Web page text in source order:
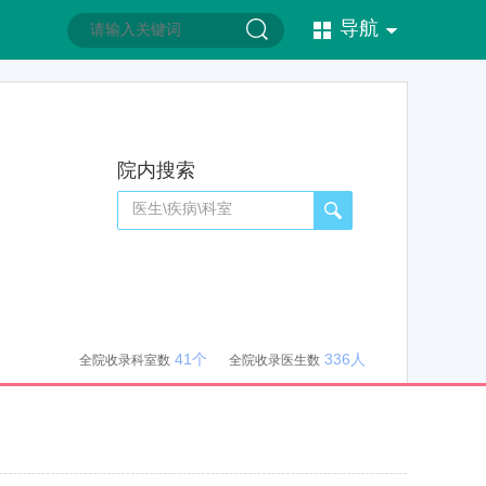
导航
院内搜索
全院收录科室数 41个 全院收录医生数 336人